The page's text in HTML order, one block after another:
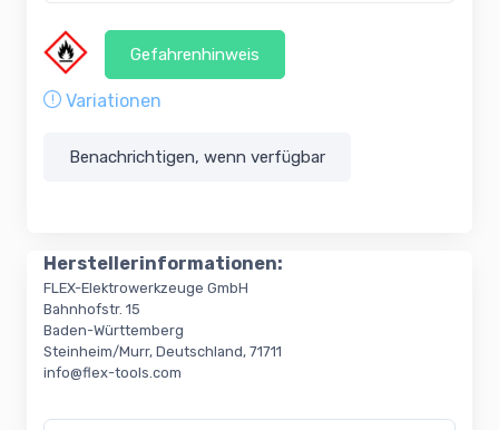
Gefahrenhinweis
Variationen
Benachrichtigen, wenn verfügbar
Herstellerinformationen:
FLEX-Elektrowerkzeuge GmbH
Bahnhofstr. 15
Baden-Württemberg
Steinheim/Murr, Deutschland, 71711
info@flex-tools.com